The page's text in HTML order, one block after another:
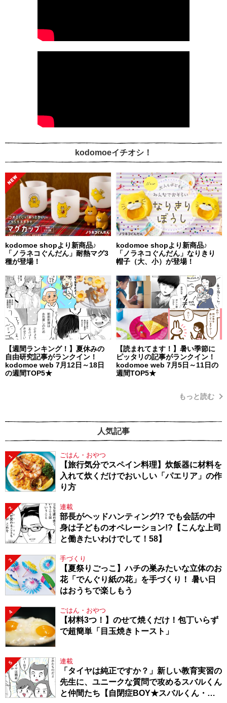
kodomoeイチオシ！
kodomoe shopより新商品♪
「ノラネコぐんだん」耐熱マグ3
種が登場！
kodomoe shopより新商品♪
「ノラネコぐんだん」なりきり
帽子（大、小）が登場！
【週間ランキング！】夏休みの
自由研究記事がランクイン！
kodomoe web 7月12日～18日
の週間TOP5★
【読まれてます！】暑い季節に
ピッタリの記事がランクイン！
kodomoe web 7月5日～11日の
週間TOP5★
もっと読む
人気記事
1 ごはん・おやつ
【旅行気分でスペイン料理】炊飯器に材料を
入れて炊くだけでおいしい「パエリア」の作
り方
2 連載
部長がヘッドハンティング!? でも会話の中
身は子どものオペレーション!?【こんな上司
と働きたいわけでして！58】
3 手づくり
【夏祭りごっこ】ハチの巣みたいな立体のお
花「でんぐり紙の花」を手づくり！ 暑い日
はおうちで楽しもう
4 ごはん・おやつ
【材料3つ！】のせて焼くだけ！包丁いらず
で超簡単「目玉焼きトースト」
5 連載
「タイヤは純正ですか？」新しい教育実習の
先生に、ユニークな質問で攻めるスバルくん
と仲間たち【自閉症BOY★スバルくん・